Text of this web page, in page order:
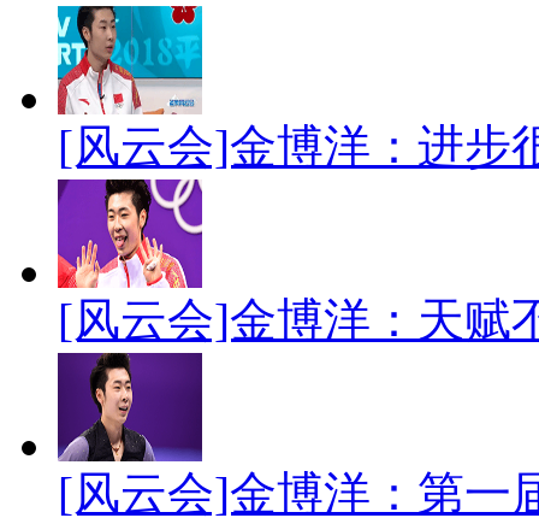
[风云会]金博洋：进步
[风云会]金博洋：天赋
[风云会]金博洋：第一